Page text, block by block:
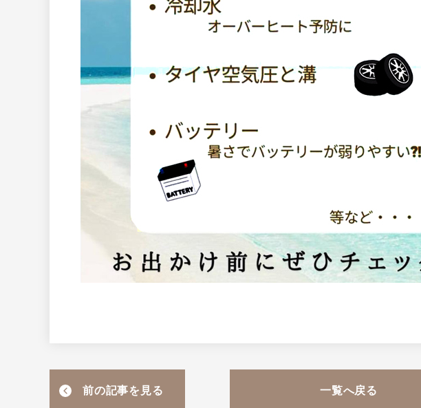
前の記事を見る 一覧へ戻る